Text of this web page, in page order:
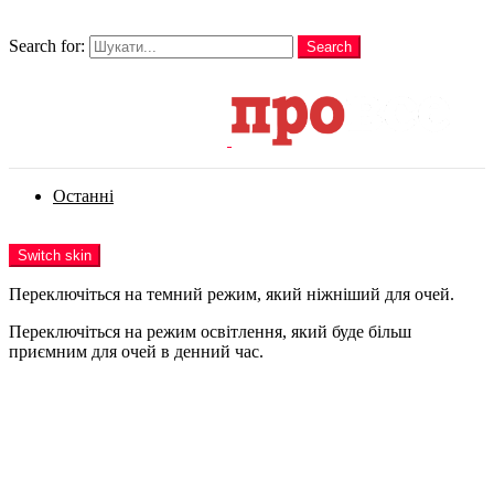
Search for:
Search
Останні
Switch skin
Переключіться на темний режим, який ніжніший для очей.
Переключіться на режим освітлення, який буде більш
приємним для очей в денний час.